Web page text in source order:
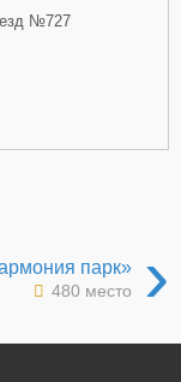
№727
›
парк»
480 место